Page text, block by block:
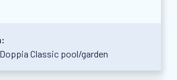
Classic pool/garden